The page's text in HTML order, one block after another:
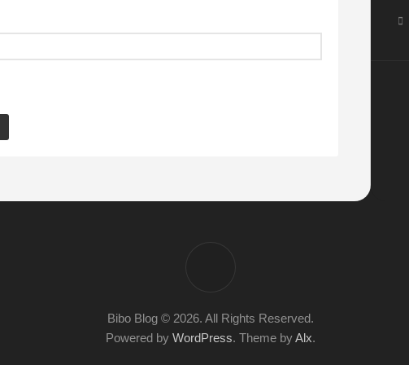
Bibo Blog © 2026. All Rights Reserved.
Powered by WordPress. Theme byAlx.